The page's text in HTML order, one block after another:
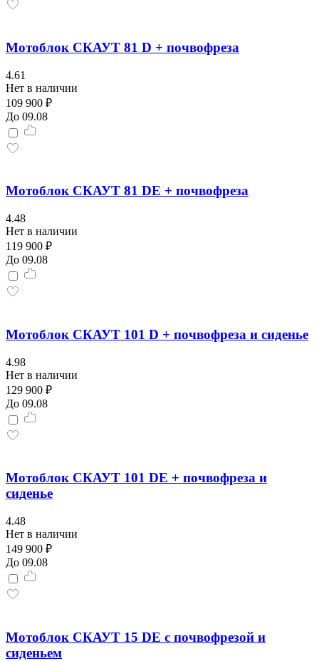
Мотоблок СКАУТ 81 D + почвофреза
4.61
Нет в наличии
109 900 ₽
До 09.08
Мотоблок СКАУТ 81 DE + почвофреза
4.48
Нет в наличии
119 900 ₽
До 09.08
Мотоблок СКАУТ 101 D + почвофреза и сиденье
4.98
Нет в наличии
129 900 ₽
До 09.08
Мотоблок СКАУТ 101 DE + почвофреза и
сиденье
4.48
Нет в наличии
149 900 ₽
До 09.08
Мотоблок СКАУТ 15 DE с почвофрезой и
сиденьем